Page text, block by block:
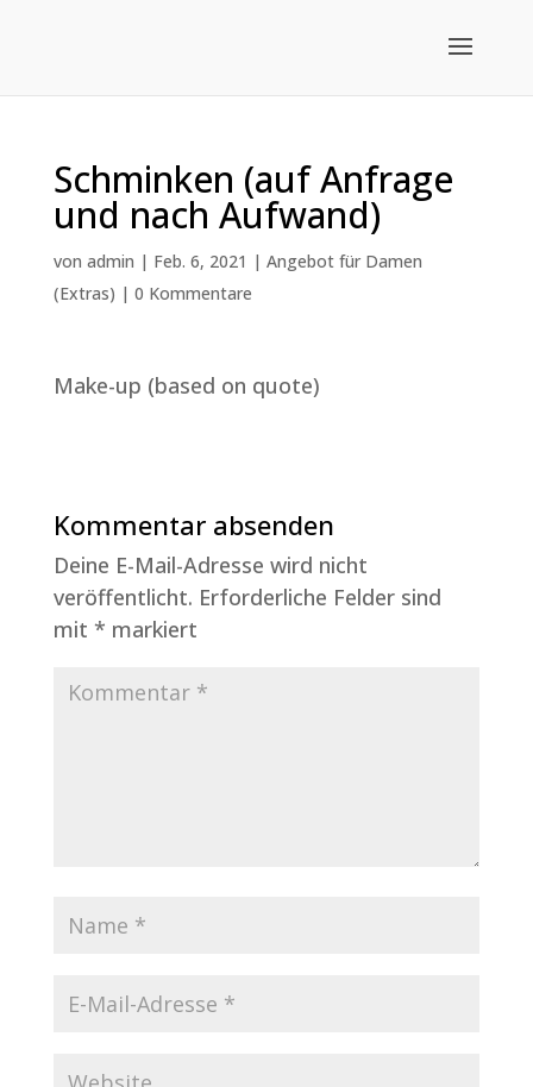
Schminken (auf Anfrage
und nach Aufwand)
von admin | Feb. 6, 2021 | Angebot für Damen
(Extras) | 0 Kommentare
Make-up (based on quote)
Kommentar absenden
Deine E-Mail-Adresse wird nicht
veröffentlicht. Erforderliche Felder sind
mit * markiert